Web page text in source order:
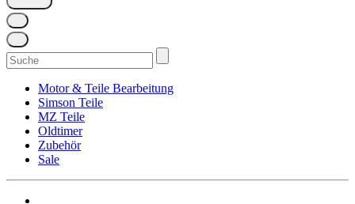
Suchen
nach:
Motor & Teile Bearbeitung
Simson Teile
MZ Teile
Oldtimer
Zubehör
Sale